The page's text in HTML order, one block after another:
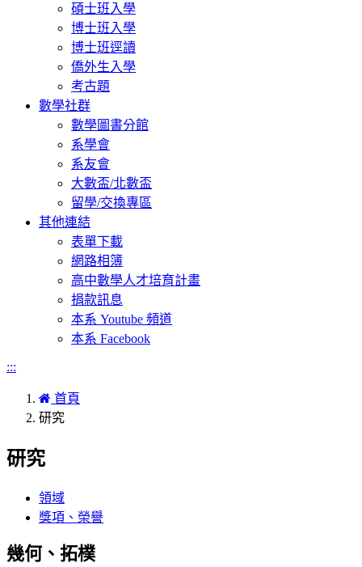
碩士班入學
博士班入學
博士班逕讀
僑外生入學
考古題
數學社群
數學圖書分館
系學會
系友會
大數盃/北數盃
留學/交換專區
其他連結
表單下載
網路相簿
高中數學人才培育計畫
捐款訊息
本系 Youtube 頻道
本系 Facebook
:::
首頁
研究
研究
領域
獎項、榮譽
幾何、拓樸